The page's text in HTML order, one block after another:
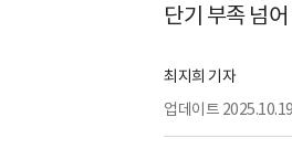
단기 부족 넘
최지희 기자
업데이트